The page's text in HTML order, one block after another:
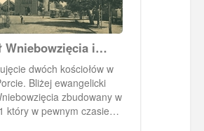
Wniebowzięcia i
w
Porciedwóch kościołów w
Bliżej ewangelicki
zbudowany w
który w pewnym czasie